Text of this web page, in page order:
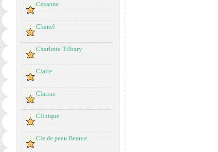
Cezanne
Chanel
Charlotte Tilbury
Claire
Clarins
Clinique
Cle de peau Beaute